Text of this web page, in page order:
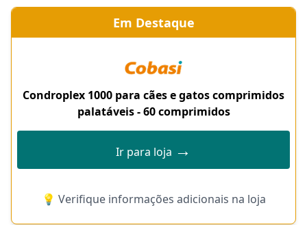
Em Destaque
Condroplex 1000 para cães e gatos comprimidos
palatáveis - 60 comprimidos
Ir para loja →
💡 Verifique informações adicionais na loja